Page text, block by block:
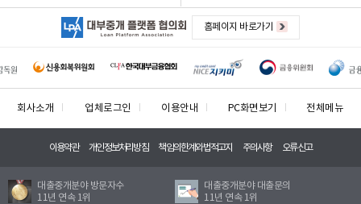
홈페이지 바로가기
회사소개 업체로그인 이용안내 PC화면보기 전체메뉴
이용약관 개인정보처리방침 책임의한계와법적고지 주의사항 오류신고
대출중개분야 방문자수
11년 연속 1위
대출중개분야 대출문의
11년 연속 1위